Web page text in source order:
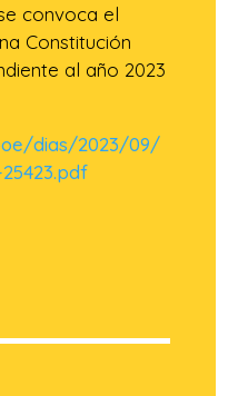
convoca el
Constitución
al año 2023
dias/2023/09/